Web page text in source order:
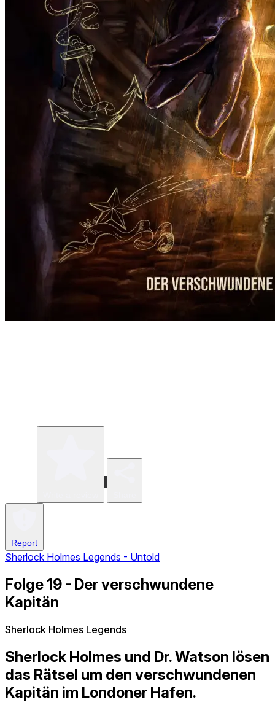
Report
Sherlock Holmes Legends - Untold
Folge 19 - Der verschwundene
Kapitän
Sherlock Holmes Legends
Sherlock Holmes und Dr. Watson lösen
das Rätsel um den verschwundenen
Kapitän im Londoner Hafen.